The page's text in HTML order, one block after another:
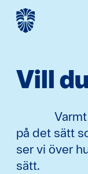
Vill
på det sätt
ser vi över
sätt.